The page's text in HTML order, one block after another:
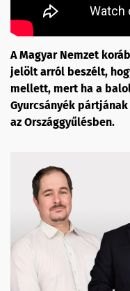
A Magyar Nemzet
jelölt arról beszélt,
mellett, mert ha a
Gyurcsányék
az Országgyűlésben.